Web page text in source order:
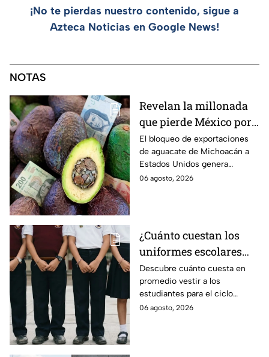
¡No te pierdas nuestro contenido, sigue a
Azteca Noticias en Google News!
NOTAS
Revelan la millonada
que pierde México por
el bloqueo de Estados
Unidos al aguate de
Michoacán
El bloqueo de exportaciones
de aguacate de Michoacán a
Estados Unidos genera
pérdidas millonarias.
06 agosto, 2026
¿Cuánto cuestan los
uniformes escolares
para el regreso a clases
2026, según su grado?
Descubre cuánto cuesta en
promedio vestir a los
estudiantes para el ciclo
escolar 2026-2027 y consejos
06 agosto, 2026